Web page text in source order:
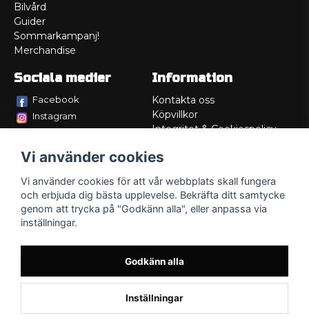
Bilvård
Guider
Sommarkampanj!
Merchandise
Sociala medier
Facebook
Instagram
Information
Kontakta oss
Köpvillkor
Integritet & Cookiespolicy
Service/Garanti
Lådritning
Om oss
Vi använder cookies
Vi använder cookies för att vår webbplats skall fungera
och erbjuda dig bästa upplevelse. Bekräfta ditt samtycke
genom att trycka på "Godkänn alla", eller anpassa via
inställningar.
Godkänn alla
Inställningar